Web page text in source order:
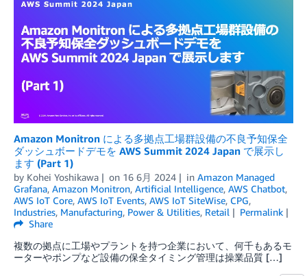
Amazon Monitron による多拠点工場群設備の不良予知保全
ダッシュボードデモを AWS Summit 2024 Japan で展示し
ます (Part 1)
by Kohei Yoshikawa on 16 6月 2024 in Amazon Managed
Grafana, Amazon Monitron, Artificial Intelligence, AWS Chatbot,
AWS IoT Core, AWS IoT Events, AWS IoT SiteWise, CPG,
Industries, Manufacturing, Power & Utilities, Retail
Permalink
Share
複数の拠点に工場やプラントを持つ企業において、何千もあるモ
ーターやポンプなど設備の保全タイミング管理は操業品質 […]